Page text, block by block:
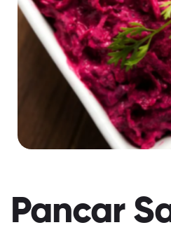
Pancar